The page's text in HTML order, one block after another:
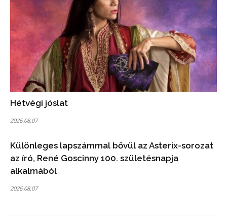
Hétvégi jóslat
2026.08.07
Különleges lapszámmal bővül az Asterix-sorozat
az író, René Goscinny 100. születésnapja
alkalmából
2026.08.07